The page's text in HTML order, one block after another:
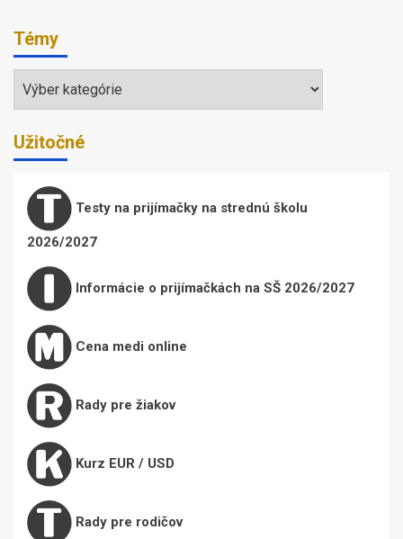
Témy
Témy
Užitočné
Testy na prijímačky na strednú školu
2026/2027
Informácie o prijímačkách na SŠ 2026/2027
Cena medi online
Rady pre žiakov
Kurz EUR / USD
Rady pre rodičov